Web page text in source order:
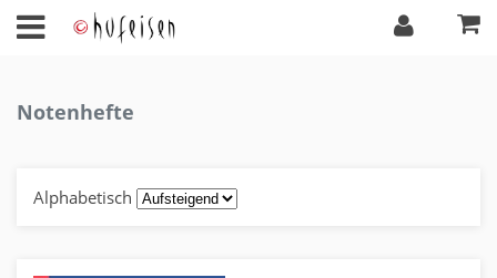
Notenhefte
Alphabetisch